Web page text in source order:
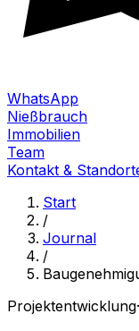
WhatsApp
Nießbrauch
Immobilien
Team
Kontakt &
Start
/
Journal
/
Projektentwicklung·